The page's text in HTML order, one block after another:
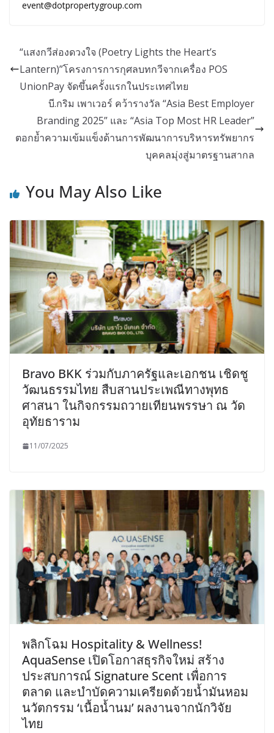
event@dotpropertygroup.com
“แสงกวีส่องดวงใจ (Poetry Lights the Heart’s
Lantern)”โครงการการกุศลบทกวีจากเครื่อง POS
UnionPay จัดขึ้นครั้งแรกในประเทศไทย
บี.กริม เพาเวอร์ คว้ารางวัล “Asia Best Employer
Branding 2025” และ “Asia Top Most HR Leader”
ตอกย้ำความเข้มแข็งด้านการพัฒนาการบริหารทรัพยากร
บุคคลมุ่งสู่มาตรฐานสากล
You May Also Like
Bravo BKK ร่วมกับภาครัฐและเอกชน เชิดชู
วัฒนธรรมไทย สืบสานประเพณีทางพุทธ
ศาสนา ในกิจกรรมถวายเทียนพรรษา ณ วัด
อุทัยธาราม
11/07/2025
พลิกโฉม Hospitality & Wellness!
AquaSense เปิดโอกาสธุรกิจใหม่ สร้าง
ประสบการณ์ Signature Scent เพื่อการ
ตลาด และบำบัดความเครียดด้วยน้ำมันหอม
นวัตกรรม ‘เนื้อน้ำนม’ ผลงานจากนักวิจัย
ไทย